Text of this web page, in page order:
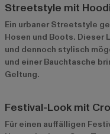
Streetstyle mit
Ein urbaner Streetstyle
Hosen und Boots. Dieser
und dennoch stylisch
und einer Bauchtasche
Geltung.
Festival-Look mit
Für einen auffälligen